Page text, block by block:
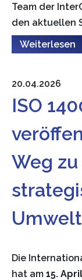
Team der
den aktuellen
Weiterlesen
20.04.2026
ISO
Weg
Die
hat am 15.